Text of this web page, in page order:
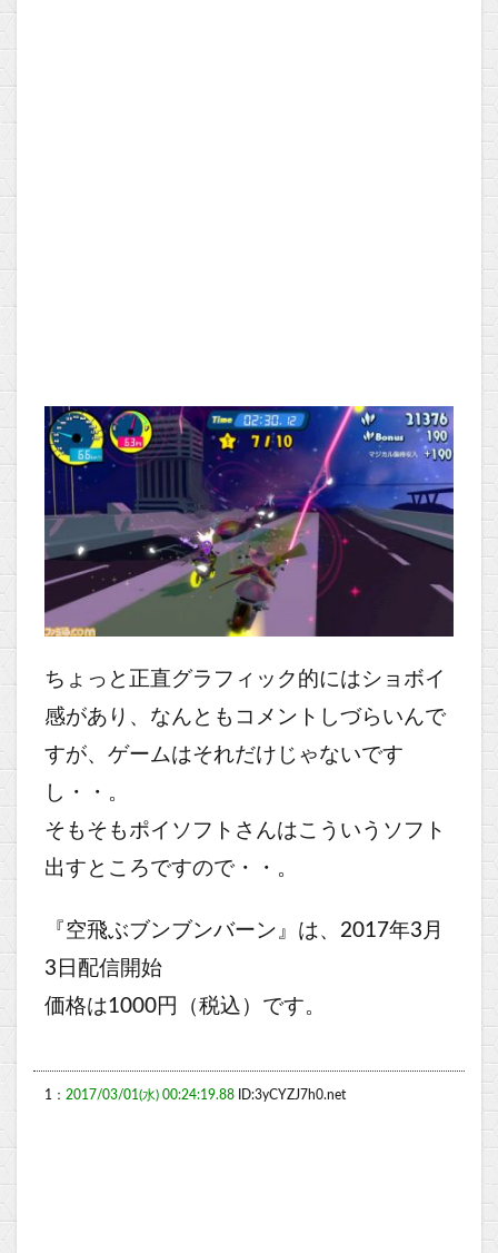
ちょっと正直グラフィック的にはショボイ
感があり、なんともコメントしづらいんで
すが、ゲームはそれだけじゃないです
し・・。
そもそもポイソフトさんはこういうソフト
出すところですので・・。
『空飛ぶブンブンバーン』は、2017年3月
3日配信開始
価格は1000円（税込）です。
1： 2017/03/01(水) 00:24:19.88 ID:3yCYZJ7h0.net